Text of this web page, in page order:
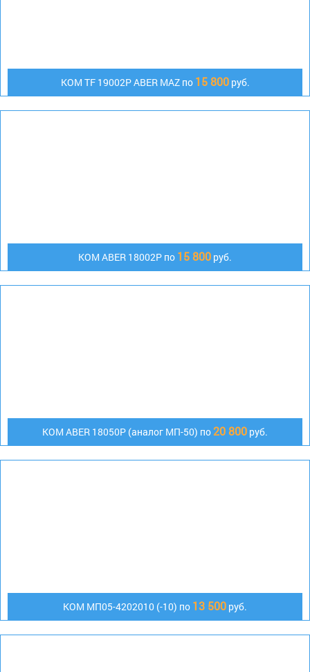
КОМ TF 19002P ABER MAZ по 15 800руб.
KOM ABER 18002P по 15 800 руб.
KOM ABER 18050P (аналог МП-50) по20 800 руб.
КОМ МП05-4202010 (-10) по 13 500 руб.